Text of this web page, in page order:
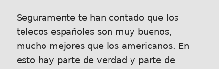
Seguramente te han contado que los
telecos españoles son muy buenos,
mucho mejores que los americanos. En
esto hay parte de verdad y parte de